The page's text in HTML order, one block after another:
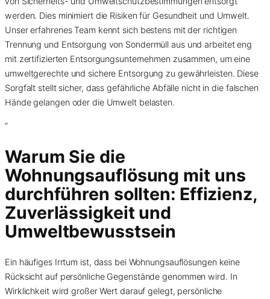
werden. Dies minimiert die Risiken für Gesundheit und Umwelt.
Unser erfahrenes Team kennt sich bestens mit der richtigen
Trennung und Entsorgung von Sondermüll aus und arbeitet eng
mit zertifizierten Entsorgungsunternehmen zusammen, um eine
umweltgerechte und sichere Entsorgung zu gewährleisten. Diese
Sorgfalt stellt sicher, dass gefährliche Abfälle nicht in die falschen
Hände gelangen oder die Umwelt belasten.
”
Warum Sie die
Wohnungsauflösung mit uns
durchführen sollten: Effizienz,
Zuverlässigkeit und
Umweltbewusstsein
Ein häufiges Irrtum ist, dass bei Wohnungsauflösungen keine
Rücksicht auf persönliche Gegenstände genommen wird. In
Wirklichkeit wird großer Wert darauf gelegt, persönliche